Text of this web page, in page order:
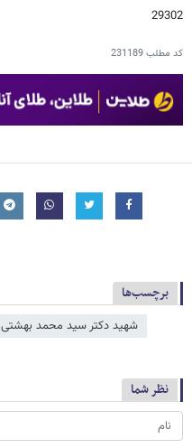
29302
کد مطلب231189
برچسب‌ها
شهید دکتر سید محمد بهشتی
نظر شما